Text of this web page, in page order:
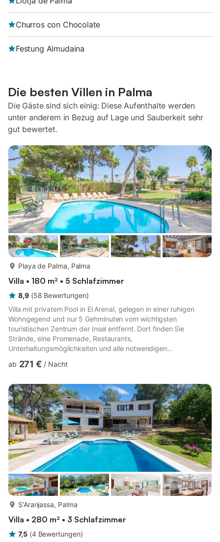
Churros con Chocolate
Festung Almudaina
Die besten Villen in Palma
Die Gäste sind sich einig: Diese Aufenthalte werden
unter anderem in Bezug auf Lage und Sauberkeit sehr
gut bewertet.
Playa de Palma, Palma
Villa • 180 m² • 5 Schlafzimmer
8,9 (58 Bewertungen)
Villa mit privatem Pool in El Arenal, gelegen in einer ruhigen
Wohngegend und nur 5 Gehminuten vom wichtigsten
touristischen Zentrum der Insel entfernt. Dort finden Sie
Strände, eine Promenade, Restaurants,
Unterhaltungsmöglichkeiten und alle notwendigen
Freunden. Die Villa verfügt über einen großen Außenbereich mit
einschließlich Sonnenliegen, Gartenmöbeln und einem Grill,
ideal, um das mediterrane Klima den ganzen Tag über zu
genießen. Im Inneren führt ein großes Fenster z...
ab 271 € / Nacht
S'Aranjassa, Palma
Villa • 280 m² • 3 Schlafzimmer
7,5 (4 Bewertungen)